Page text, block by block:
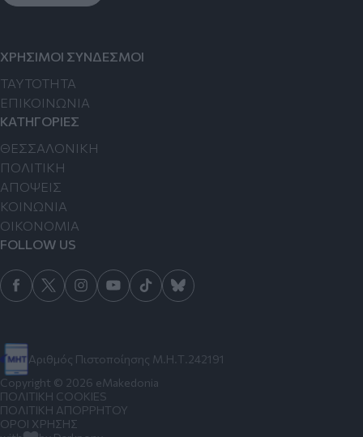
Αριθμός Πιστοποίησης Μ.Η.Τ.242191
ΧΡΗΣΙΜΟΙ ΣΥΝΔΕΣΜΟΙ
TAYTOTHTA
ΕΠΙΚΟΙΝΩΝΙΑ
ΚΑΤΗΓΟΡΙΕΣ
ΘΕΣΣΑΛΟΝΙΚΗ
ΠΟΛΙΤΙΚΗ
ΑΠΟΨΕΙΣ
ΚΟΙΝΩΝΙΑ
ΟΙΚΟΝΟΜΙΑ
FOLLOW US
Copyright © 2026 eMakedonia
ΠΟΛΙΤΙΚΗ COOKIES
ΠΟΛΙΤΙΚΗ ΑΠΟΡΡΗΤΟΥ
ΟΡΟΙ ΧΡΗΣΗΣ